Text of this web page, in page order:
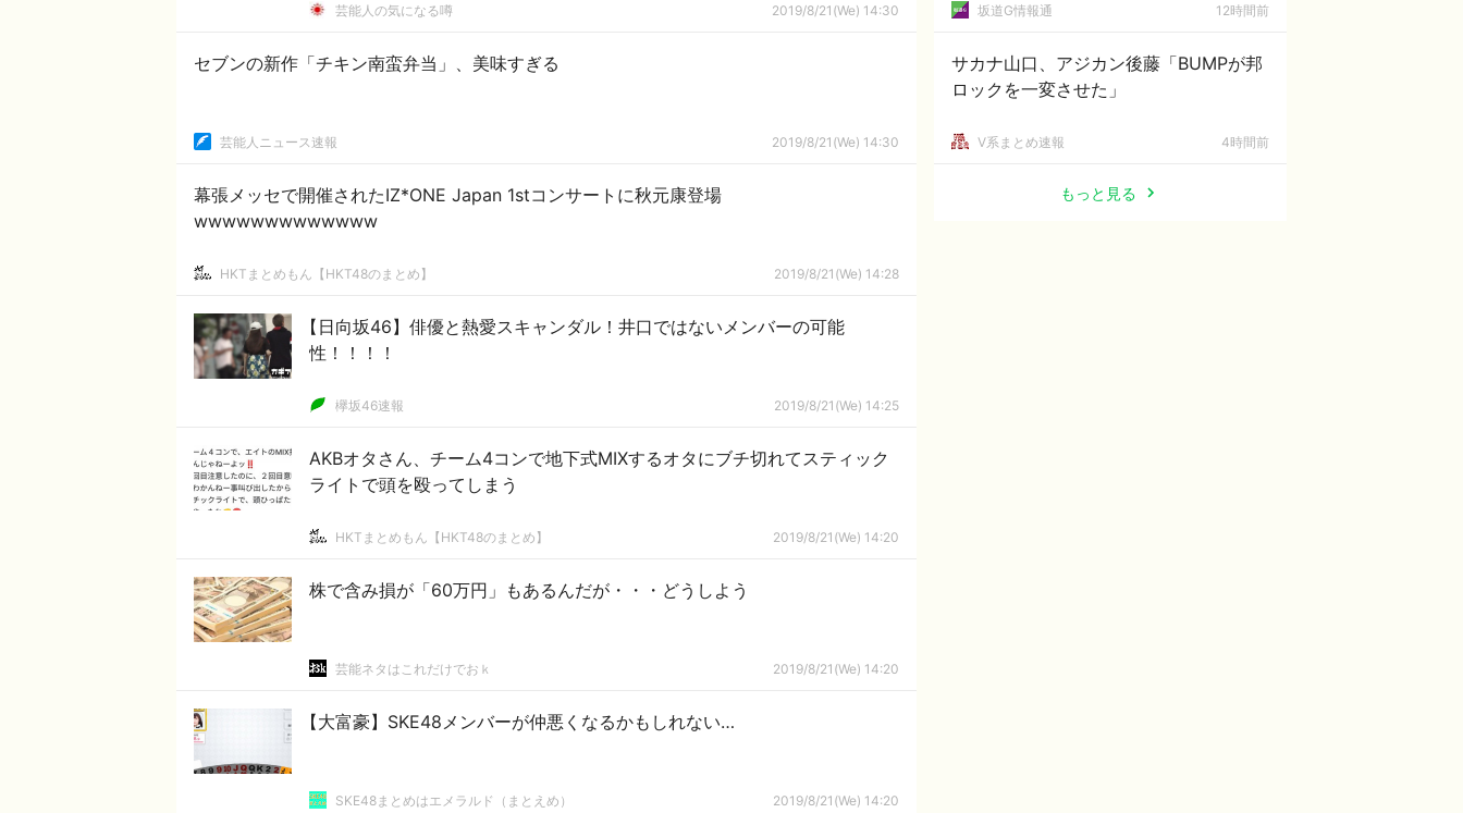
芸能人の気になる噂 2019/8/21(We) 14:30
セブンの新作「チキン南蛮弁当」、美味すぎる
芸能人ニュース速報 2019/8/21(We) 14:30
幕張メッセで開催されたIZ*ONE Japan 1stコンサートに秋元康登場
wwwwwwwwwwwww
HKTまとめもん【HKT48のまとめ】 2019/8/21(We) 14:28
【日向坂46】俳優と熱愛スキャンダル！井口ではないメンバーの可能
性！！！！
欅坂46速報 2019/8/21(We) 14:25
AKBオタさん、チーム4コンで地下式MIXするオタにブチ切れてスティック
ライトで頭を殴ってしまう
HKTまとめもん【HKT48のまとめ】 2019/8/21(We) 14:20
株で含み損が「60万円」もあるんだが・・・どうしよう
芸能ネタはこれだけでおｋ 2019/8/21(We) 14:20
【大富豪】SKE48メンバーが仲悪くなるかもしれない…
SKE48まとめはエメラルド（まとえめ） 2019/8/21(We) 14:20
坂道G情報通 12時間前
サカナ山口、アジカン後藤「BUMPが邦
ロックを一変させた」
V系まとめ速報 4時間前
もっと見る